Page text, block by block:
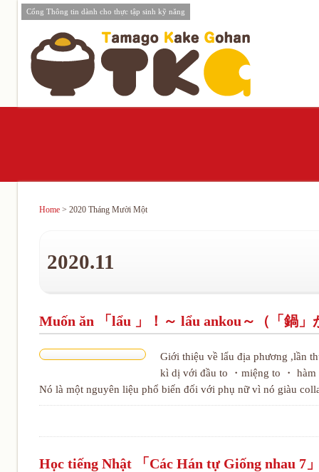
Cổng Thông tin dành cho thực tập sinh kỹ năng
Home > 2020 Tháng Mười Một
2020.11
Muốn ăn 「lẩu 」！～ lẩu ankou～（「鍋
Giới thiệu về lẩu địa phương ,lần
kì dị với đầu to ・miệng to ・
Nó là một nguyên liệu phổ biến đối với phụ nữ vì nó giàu
Học tiếng Nhật 「Các Hán tự Giống nhau 7